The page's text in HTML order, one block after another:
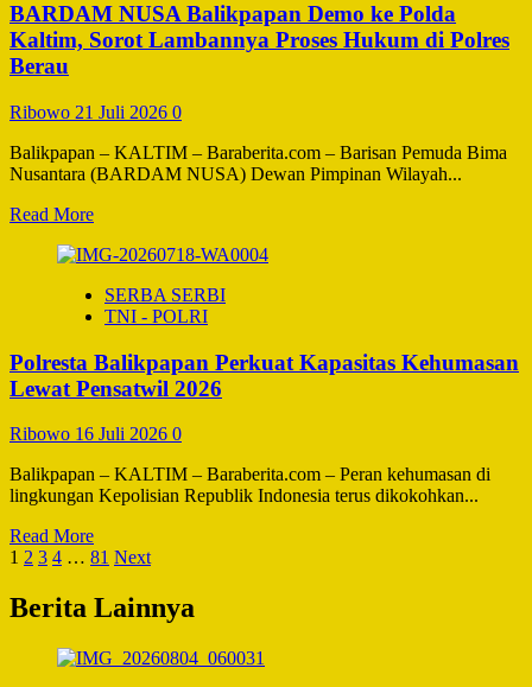
Program
Paham
AI,
Juta
Pelajar
BARDAM NUSA Balikpapan Demo ke Polda
Kaltim, Sorot Lambannya Proses Hukum di Polres
Berau
Ribowo 21 Juli 2026 0
Balikpapan – KALTIM – Baraberita.com – Barisan Pemuda Bima
Nusantara (BARDAM NUSA) Dewan Pimpinan Wilayah...
Read MoreRead
about
NUSA
Balikpapan
ke
Polda
Kaltim,
Sorot
Lambannya
Proses
Hukum
Polres
Berau
SERBA SERBI
TNI - POLRI
Polresta Balikpapan Perkuat Kapasitas Kehumasan
Lewat Pensatwil 2026
Ribowo 16 Juli 2026 0
Balikpapan – KALTIM – Baraberita.com – Peran kehumasan di
lingkungan Kepolisian Republik Indonesia terus dikokohkan...
Read MoreRead
more
Polresta
Balikpapan
Kapasitas
Paginasi
pos
1 2 3 4 … 81 Next
Berita Lainnya